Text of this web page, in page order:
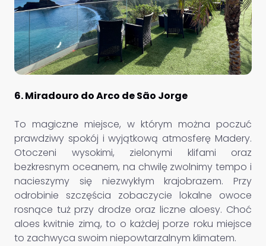
6. Miradouro do Arco de São Jorge
To magiczne miejsce, w którym można poczuć
prawdziwy spokój i wyjątkową atmosferę Madery.
Otoczeni wysokimi, zielonymi klifami oraz
bezkresnym oceanem, na chwilę zwolnimy tempo i
nacieszymy się niezwykłym krajobrazem. Przy
odrobinie szczęścia zobaczycie lokalne owoce
rosnące tuż przy drodze oraz liczne aloesy. Choć
aloes kwitnie zimą, to o każdej porze roku miejsce
to zachwyca swoim niepowtarzalnym klimatem.